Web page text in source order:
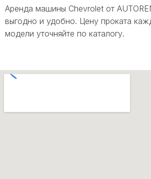
Аренда машины Chevrolet от
выгодно и удобно. Цену проката
модели уточняйте по каталогу.